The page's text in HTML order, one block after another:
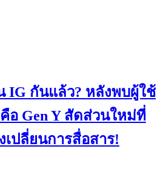
IG กันแล้ว? หลังพบผู้ใช้
Gen Y สัดส่วนใหม่ที่
เปลี่ยนการสื่อสาร!